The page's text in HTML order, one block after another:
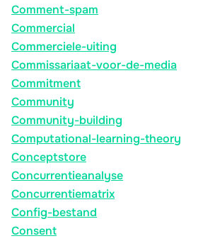
Comment-spam
Commercial
Commerciele-uiting
Commissariaat-voor-de-media
Commitment
Community
Community-building
Computational-learning-theory
Conceptstore
Concurrentieanalyse
Concurrentiematrix
Config-bestand
Consent